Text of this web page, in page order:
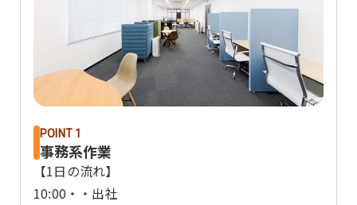
POINT 1
事務系作業
【1日の流れ】
10:00・・出社